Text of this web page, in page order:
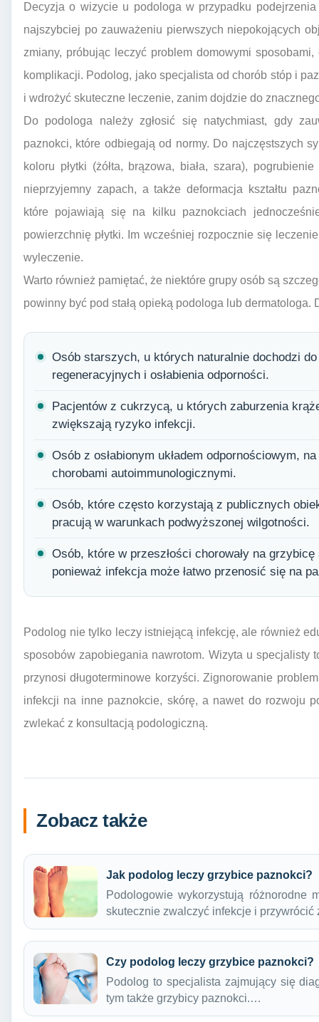
Decyzja o wizycie u podologa w przypadku
najszybciej po zauważeniu pierwszych niepokojących
zmiany, próbując leczyć problem domowymi
komplikacji. Podolog, jako specjalista od chorób stóp i
i wdrożyć skuteczne leczenie, zanim dojdzie do
Do podologa należy zgłosić się natychmiast, gdy
paznokci, które odbiegają od normy. Do najczęstszych
koloru płytki (żółta, brązowa, biała, szara),
nieprzyjemny zapach, a także deformacja kształtu
które pojawiają się na kilku paznokciach
powierzchnię płytki. Im wcześniej rozpocznie się
wyleczenie.
Warto również pamiętać, że niektóre grupy osób są
powinny być pod stałą opieką podologa lub dermatologa.
Osób starszych, u których naturalnie dochodzi
regeneracyjnych i osłabienia odporności.
Pacjentów z cukrzycą, u których zaburzenia
zwiększają ryzyko infekcji.
Osób z osłabionym układem odpornościowym,
chorobami autoimmunologicznymi.
Osób, które często korzystają z publicznych
pracują w warunkach podwyższonej wilgotności.
Osób, które w przeszłości chorowały na
ponieważ infekcja może łatwo przenosić się na
Podolog nie tylko leczy istniejącą infekcję, ale również
sposobów zapobiegania nawrotom. Wizyta u specjalisty
przynosi długoterminowe korzyści. Zignorowanie
infekcji na inne paznokcie, skórę, a nawet do rozwoju
zwlekać z konsultacją podologiczną.
Zobacz także
Jak podolog leczy grzybice paznokci?
Podologowie wykorzystują różnorodne
skutecznie zwalczyć infekcje i
Czy podolog leczy grzybice paznokci?
Podolog to specjalista zajmujący się
tym także grzybicy paznokci.…